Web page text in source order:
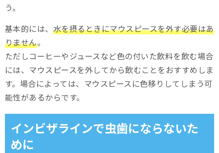
う。
基本的には、 水を摂るときにマウスピースを外す必要はあ
りません。
ただしコーヒーやジュースなど色の付いた飲料を飲む場合
には、マウスピースを外してから飲むことをおすすめしま
す。場合によっては、マウスピースに色移りしてしまう可
能性があるからです。
インビザラインで虫歯にならないた
めに